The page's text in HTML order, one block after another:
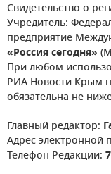
Свидетельство о
Учредитель:
предприятие
«Россия сегодня»
При любом
РИА Новости Крым
обязательна не
Главный редактор:
Адрес электронной
Телефон Редакции: